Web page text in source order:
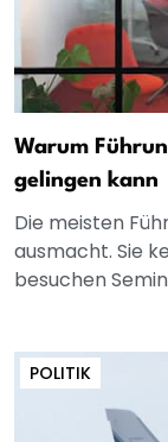
Warum
gelingen kann
Die meisten
ausmacht. Sie
besuchen
POLITIK